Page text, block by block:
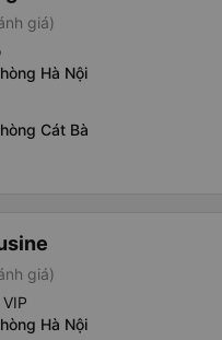
giá)
Hà Nội
Cát Bà
giá)
Hà Nội